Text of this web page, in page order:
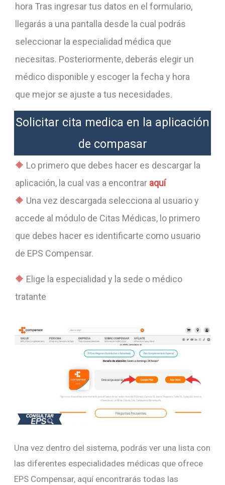
hora Tras ingresar tus datos en el formulario,
llegarás a una pantalla desde la cual podrás
seleccionar la especialidad médica que
necesitas. Posteriormente, deberás elegir un
médico disponible y escoger la fecha y hora
que mejor se ajuste a tus necesidades.
Solicitar cita medica en la aplicación
de compasar
Lo primero que debes hacer es descargar la
aplicación, la cual vas a encontrar aquí
Una vez descargada selecciona al usuario y
accede al módulo de Citas Médicas, lo primero
que debes hacer es identificarte como usuario
de EPS Compensar.
Elige la especialidad y la sede o médico
tratante
Una vez dentro del sistema, podrás ver una lista con
las diferentes especialidades médicas que ofrece
EPS Compensar, aquí encontrarás todas las